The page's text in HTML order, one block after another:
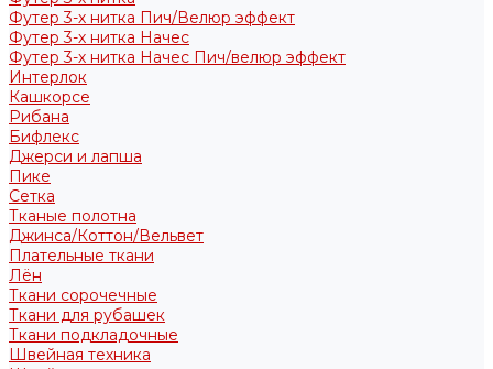
Футер 3-х нитка Пич/Велюр эффект
Футер 3-х нитка Начес
Футер 3-х нитка Начес Пич/велюр эффект
Интерлок
Кашкорсе
Рибана
Бифлекс
Джерси и лапша
Пике
Сетка
Тканые полотна
Джинса/Коттон/Вельвет
Плательные ткани
Лён
Ткани сорочечные
Ткани для рубашек
Ткани подкладочные
Швейная техника